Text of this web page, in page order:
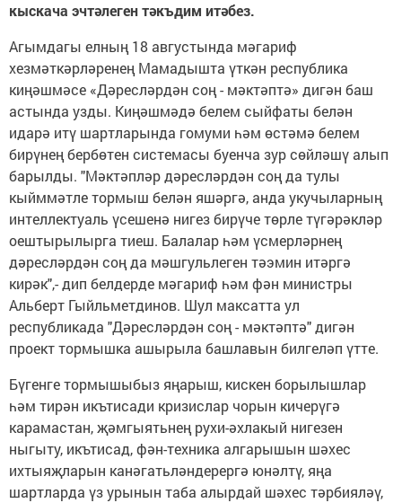
кыскача эчтәлеген тәкъдим итәбез.
Агымдагы елның 18 августында мәгариф
хезмәткәрләренең Мамадышта үткән республика
киңәшмәсе «Дәресләрдән соң - мәктәптә» дигән баш
астында узды. Киңәшмәдә белем сыйфаты белән
идарә итү шартларында гомуми һәм өстәмә белем
бирүнең бербөтен системасы буенча зур сөйләшү алып
барылды. "Мәктәпләр дәресләрдән соң да тулы
кыйммәтле тормыш белән яшәргә, анда укучыларның
интеллектуаль үсешенә нигез бирүче төрле түгәрәкләр
оештырылырга тиеш. Балалар һәм үсмерләрнең
дәресләрдән соң да мәшгульлеген тәэмин итәргә
кирәк",- дип белдерде мәгариф һәм фән министры
Альберт Гыйльметдинов. Шул максатта ул
республикада "Дәресләрдән соң - мәктәптә" дигән
проект тормышка ашырыла башлавын билгеләп үтте.
Бүгенге тормышыбыз яңарыш, кискен борылышлар
һәм тирән икътисади кризислар чорын кичерүгә
карамастан, җәмгыятьнең рухи-әхлакый нигезен
ныгыту, икътисад, фән-техника алгарышын шәхес
ихтыяҗларын канәгатьләндерергә юнәлтү, яңа
шартларда үз урынын таба алырдай шәхес тәрбияләү,